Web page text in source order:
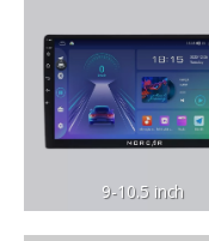
9-10.5 inch